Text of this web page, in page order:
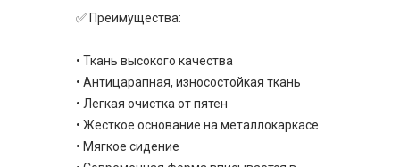
✅ Преимущества:
• Ткань высокого качества
• Антицарапная, износостойкая ткань
• Легкая очистка от пятен
• Жесткое основание на металлокаркасе
• Мягкое сидение